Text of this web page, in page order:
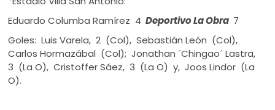
Eduardo Columba Ramírez 4 Deportivo La Obra 7
Goles: Luis Varela, 2 (Col), Sebastián León (Col),
Carlos Hormazábal (Col); Jonathan ´Chingao´ Lastra,
3 (La O), Cristoffer Sáez, 3 (La O) y, Joos Lindor (La
O).